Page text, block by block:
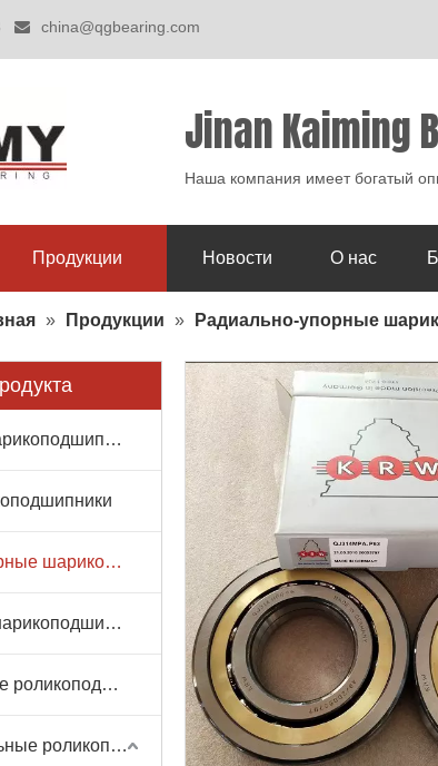
 china@qgbearing.com
Jinan Kaiming
Наша компания имеет богатый
Продукции Новости О нас
» Продукции » Радиально-упорные
Радиальные шарикоподшипники
Радиально-упорные шарикоподшипники
Сферические шарикоподшипники
Цилиндрические роликоподшипники
Упорно-радиальные роликоподшипники